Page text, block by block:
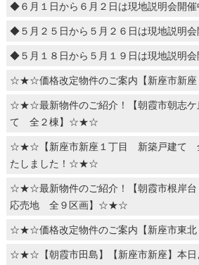
◆６月１日から６月２日は現地説明会開
◆５月２５日から５月２６日は現地説明
◆５月１８日から５月１９日は現地説明
☆★☆価格改定物件のご案内【新座市
☆★☆最新物件のご紹介！【朝霞市朝志
て 全２棟】☆★☆
☆★☆【新座市新座１丁目 新築戸建て
たしました！☆★☆
☆★☆最新物件のご紹介！【朝霞市根岸
応売地 全９区画】☆★☆
☆★☆価格改定物件のご案内【新座市
☆★☆【朝霞市田島】【新座市新座】本日